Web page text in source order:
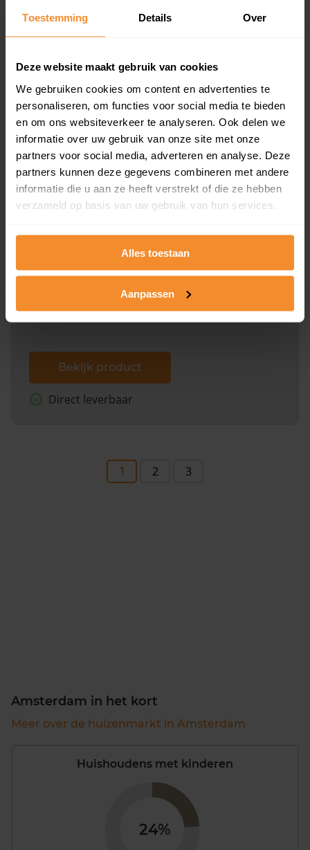
Toestemming Details Over
Deze website maakt gebruik van cookies
We gebruiken cookies om content en advertenties te
personaliseren, om functies voor social media te bieden
en om ons websiteverkeer te analyseren. Ook delen we
informatie over uw gebruik van onze site met onze
partners voor social media, adverteren en analyse. Deze
partners kunnen deze gegevens combineren met andere
informatie die u aan ze heeft verstrekt of die ze hebben
verzameld op basis van uw gebruik van hun services.
Alles toestaan
Aanpassen
Een overzicht van alle verkochte woningen (koopsom
en koopdatum) binnen een postcodegebied. Dit
Bekijk product
Direct leverbaar
Een uitgebreid overzicht van het perceel en
dit inclusief de luchtfoto!
Bekijk product
Direct leverbaar
1 2 3
Amsterdam in het kort
Meer over de huizenmarkt in Amsterdam
Huishoudens met kinderen
24%